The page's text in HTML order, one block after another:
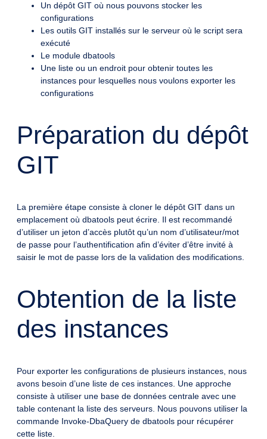
Un dépôt GIT où nous pouvons stocker les
configurations
Les outils GIT installés sur le serveur où le script sera
exécuté
Le module dbatools
Une liste ou un endroit pour obtenir toutes les
instances pour lesquelles nous voulons exporter les
configurations
Préparation du dépôt
GIT
La première étape consiste à cloner le dépôt GIT dans un
emplacement où dbatools peut écrire. Il est recommandé
d’utiliser un jeton d’accès plutôt qu’un nom d’utilisateur/mot
de passe pour l’authentification afin d’éviter d’être invité à
saisir le mot de passe lors de la validation des modifications.
Obtention de la liste
des instances
Pour exporter les configurations de plusieurs instances, nous
avons besoin d’une liste de ces instances. Une approche
consiste à utiliser une base de données centrale avec une
table contenant la liste des serveurs. Nous pouvons utiliser la
commande Invoke-DbaQuery de dbatools pour récupérer
cette liste.